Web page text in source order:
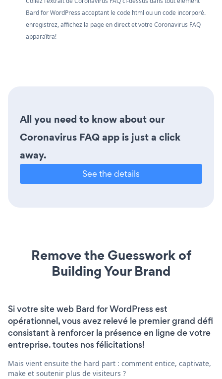
Bard for WordPress acceptant le code html ou un code incorporé.
enregistrez, affichez la page en direct et votre Coronavirus FAQ
apparaîtra!
All you need to know about our
Coronavirus FAQ app is just a click
away.
See the details
Remove the Guesswork of
Building Your Brand
Si votre site web Bard for WordPress est
opérationnel, vous avez relevé le premier grand défi
consistant à renforcer la présence en ligne de votre
entreprise. toutes nos félicitations!
Mais vient ensuite the hard part : comment entice, captivate,
make et soutenir plus de visiteurs ?